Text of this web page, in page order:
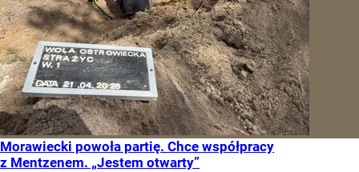
Morawiecki powoła partię. Chce współpracy
z Mentzenem. „Jestem otwarty”